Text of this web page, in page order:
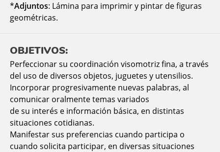
*Adjuntos: Lámina para imprimir y pintar de figuras
geométricas.
OBJETIVOS:
Perfeccionar su coordinación visomotriz fina, a través
del uso de diversos objetos, juguetes y utensilios.
Incorporar progresivamente nuevas palabras, al
comunicar oralmente temas variados
de su interés e información básica, en distintas
situaciones cotidianas.
Manifestar sus preferencias cuando participa o
cuando solicita participar, en diversas situaciones